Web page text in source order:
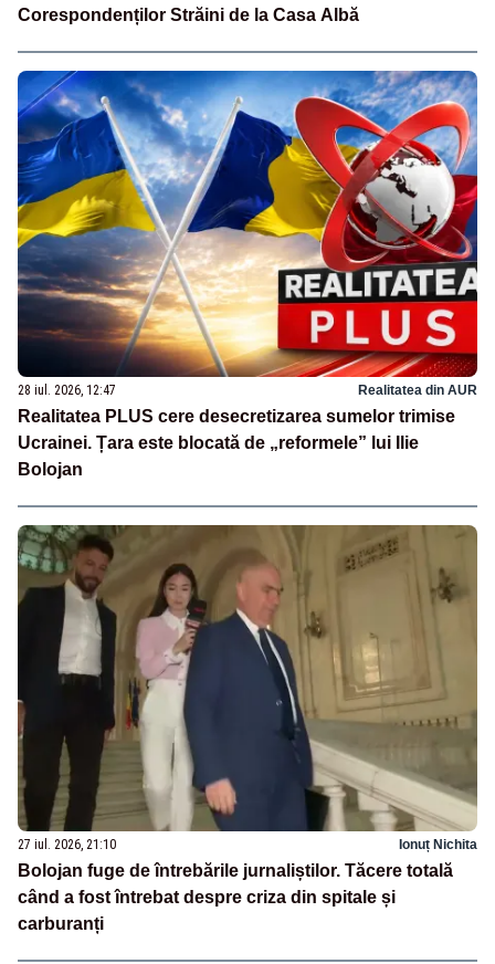
Corespondenților Străini de la Casa Albă
28 iul. 2026, 12:47 Realitatea din AUR
Realitatea PLUS cere desecretizarea sumelor trimise
Ucrainei. Țara este blocată de „reformele” lui Ilie
Bolojan
27 iul. 2026, 21:10 Ionuț Nichita
Bolojan fuge de întrebările jurnaliștilor. Tăcere totală
când a fost întrebat despre criza din spitale și
carburanți